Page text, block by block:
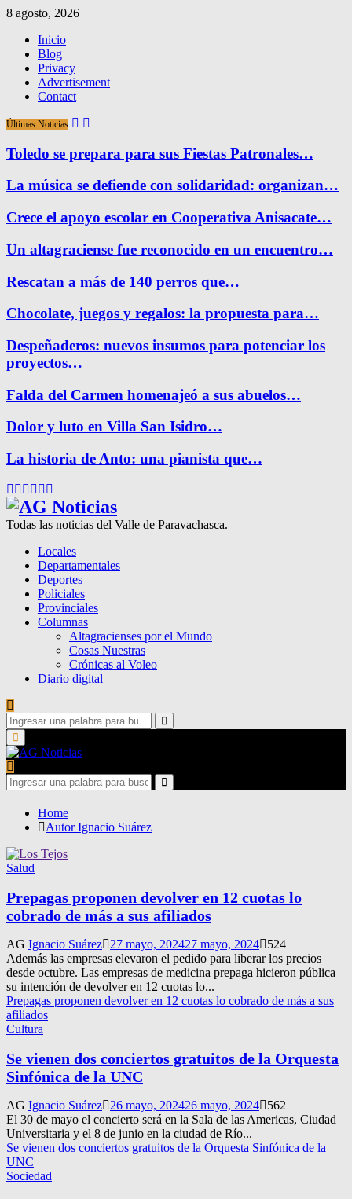
8 agosto, 2026
Inicio
Blog
Privacy
Advertisement
Contact
Últimas Noticias
Toledo se prepara para sus Fiestas Patronales…
La música se defiende con solidaridad: organizan…
Crece el apoyo escolar en Cooperativa Anisacate…
Un altagraciense fue reconocido en un encuentro…
Rescatan a más de 140 perros que…
Chocolate, juegos y regalos: la propuesta para…
Despeñaderos: nuevos insumos para potenciar los
proyectos…
Falda del Carmen homenajeó a sus abuelos…
Dolor y luto en Villa San Isidro…
La historia de Anto: una pianista que…
Facebook
Twitter
Instagram
Pinterest
Google
Todas las noticias del Valle de Paravachasca.
Locales
Departamentales
Deportes
Policiales
Provinciales
Columnas
Altagracienses por el Mundo
Cosas Nuestras
Crónicas al Voleo
Diario digital
Search
for:
Search
Primary
Menu
Search
for:
Search
Home
AutorIgnacio Suárez
Salud
Prepagas proponen devolver en 12 cuotas lo
cobrado de más a sus afiliados
AG Ignacio Suárez 27 mayo, 202427 mayo, 2024
524
Además las empresas elevaron el pedido para liberar los precios
desde octubre. Las empresas de medicina prepaga hicieron pública
su intención de devolver en 12 cuotas lo...
Prepagas proponen devolver en 12 cuotas lo cobrado de más a sus
afiliados
Cultura
Se vienen dos conciertos gratuitos de la Orquesta
Sinfónica de la UNC
AG Ignacio Suárez 26 mayo, 202426 mayo, 2024
562
El 30 de mayo el concierto será en la Sala de las Americas, Ciudad
Universitaria y el 8 de junio en la ciudad de Río...
Se vienen dos conciertos gratuitos de la Orquesta Sinfónica de la
UNC
Sociedad